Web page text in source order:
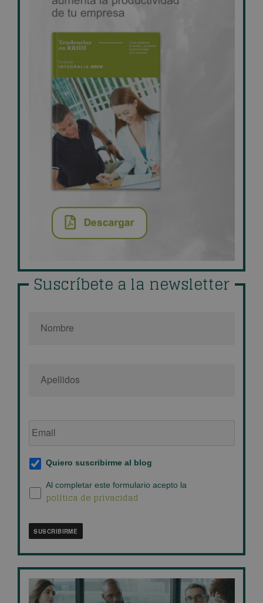
Suscríbete a la newsletter
de
Suscripción
al
blog
*
Quiero suscribirme al blog
Política
de
Al completar este formulario acepto la
política de privacidad
SUSCRIBIRME